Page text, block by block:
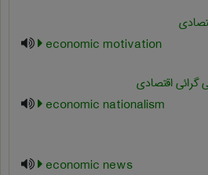
economic motivation
گرائی اقتصادی
economic nationalism
economic news